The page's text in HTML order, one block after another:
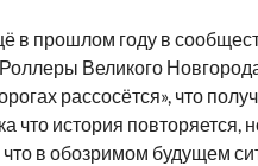
в прошлом году в
Великого
рассосётся», что
что история повторяется,
что в обозримом будущем